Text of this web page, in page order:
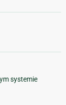
systemie